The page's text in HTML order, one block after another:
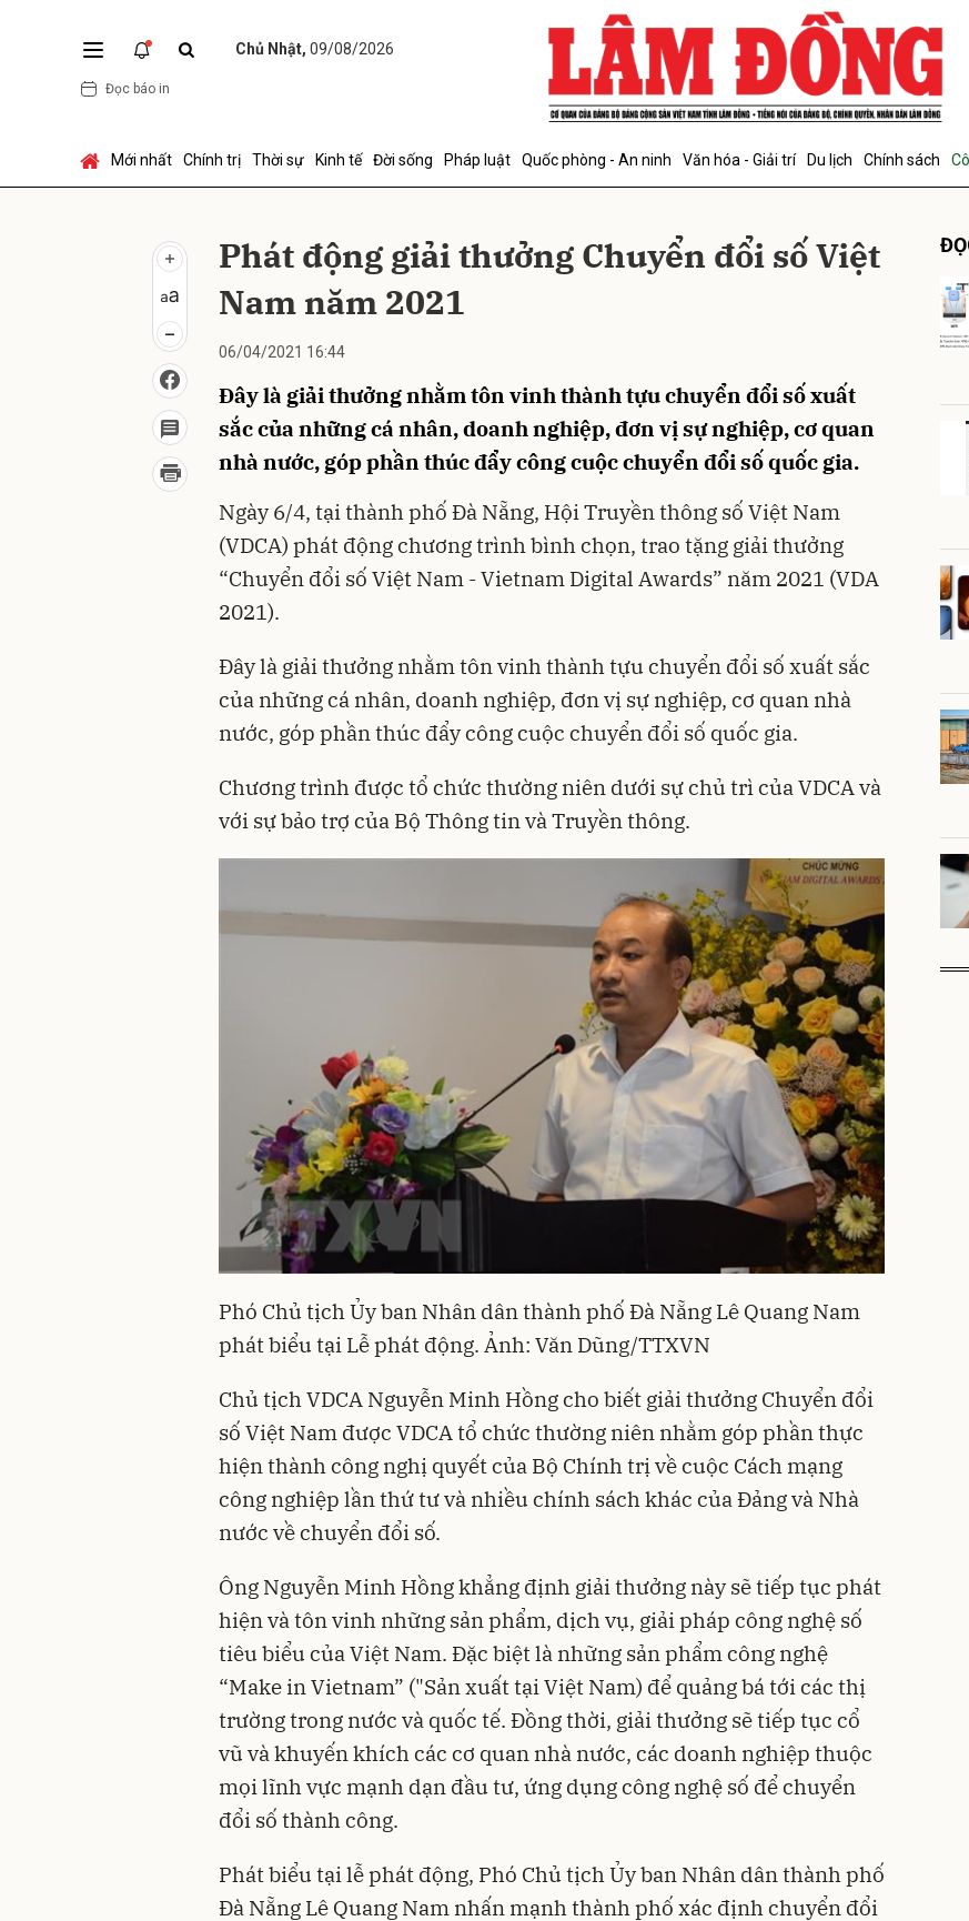
Chủ Nhật, 09/08/2026
Đọc báo in
Mới nhất Chính trị Thời sự Kinh tế Đời sống Pháp luật Quốc phòng - An ninh Văn hóa - Giải trí Du lịch Chính sách
Phát động giải thưởng Chuyển đổi số Việt
Nam năm 2021
06/04/2021 16:44
Đây là giải thưởng nhằm tôn vinh thành tựu chuyển đổi số xuất
sắc của những cá nhân, doanh nghiệp, đơn vị sự nghiệp, cơ quan
nhà nước, góp phần thúc đẩy công cuộc chuyển đổi số quốc gia.
Ngày 6/4, tại thành phố Đà Nẵng, Hội Truyền thông số Việt Nam
(VDCA) phát động chương trình bình chọn, trao tặng giải thưởng
“Chuyển đổi số Việt Nam - Vietnam Digital Awards” năm 2021 (VDA
2021).
Đây là giải thưởng nhằm tôn vinh thành tựu chuyển đổi số xuất sắc
của những cá nhân, doanh nghiệp, đơn vị sự nghiệp, cơ quan nhà
nước, góp phần thúc đẩy công cuộc chuyển đổi số quốc gia.
Chương trình được tổ chức thường niên dưới sự chủ trì của VDCA và
với sự bảo trợ của Bộ Thông tin và Truyền thông.
Phó Chủ tịch Ủy ban Nhân dân thành phố Đà Nẵng Lê Quang Nam
phát biểu tại Lễ phát động. Ảnh: Văn Dũng/TTXVN
Chủ tịch VDCA Nguyễn Minh Hồng cho biết giải thưởng Chuyển đổi
số Việt Nam được VDCA tổ chức thường niên nhằm góp phần thực
hiện thành công nghị quyết của Bộ Chính trị về cuộc Cách mạng
công nghiệp lần thứ tư và nhiều chính sách khác của Đảng và Nhà
nước về chuyển đổi số.
Ông Nguyễn Minh Hồng khẳng định giải thưởng này sẽ tiếp tục phát
hiện và tôn vinh những sản phẩm, dịch vụ, giải pháp công nghệ số
tiêu biểu của Việt Nam. Đặc biệt là những sản phẩm công nghệ
“Make in Vietnam” ("Sản xuất tại Việt Nam) để quảng bá tới các thị
trường trong nước và quốc tế. Đồng thời, giải thưởng sẽ tiếp tục cổ
vũ và khuyến khích các cơ quan nhà nước, các doanh nghiệp thuộc
mọi lĩnh vực mạnh dạn đầu tư, ứng dụng công nghệ số để chuyển
đổi số thành công.
Phát biểu tại lễ phát động, Phó Chủ tịch Ủy ban Nhân dân thành phố
Đà Nẵng Lê Quang Nam nhấn mạnh thành phố xác định chuyển đổi
Gửi bình luận